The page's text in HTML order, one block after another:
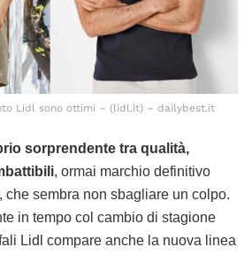
Lidl sono ottimi – (lidl.it) – dailybest.it
sorprendente tra qualità,
, ormai marchio definitivo
che sembra non sbagliare un colpo.
in tempo col cambio di stagione
Lidl compare anche la nuova linea